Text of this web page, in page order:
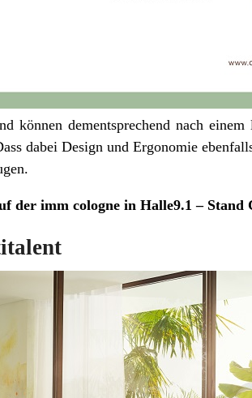
können dementsprechend nach
dabei Design und Ergonomie
der imm cologne in Halle9.1 – Stand